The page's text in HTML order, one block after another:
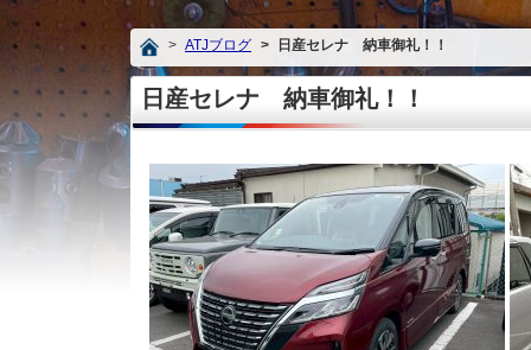
ATJブログ 日産セレナ 納車御礼！！
日産セレナ 納車御礼！！